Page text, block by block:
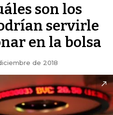
son los
servirle
en la bolsa
de 2018